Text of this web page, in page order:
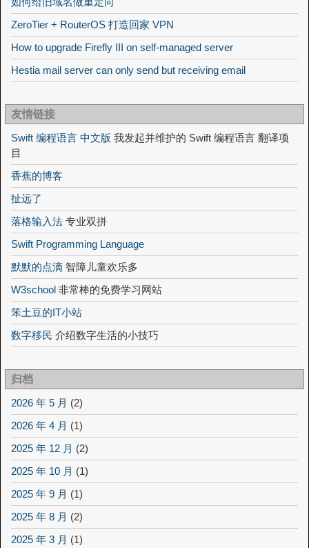
ZeroTier + RouterOS 打造回家 VPN
How to upgrade Firefly III on self-managed server
Hestia mail server can only send but receiving email
友情链接
Swift 编程语言 中文版 我发起并维护的 Swift 编程语言 翻译项
目
香蕉的博客
扯远了
落格输入法 专业双拼
Swift Programming Language
默默的点滴 智障儿童欢乐多
W3school 非常棒的免费学习网站
笨土豆的IT小站
数字移民 介绍数字生活的小技巧
归档
2026 年 5 月 (2)
2026 年 4 月 (1)
2025 年 12 月 (2)
2025 年 10 月 (1)
2025 年 9 月 (1)
2025 年 8 月 (2)
2025 年 3 月 (1)